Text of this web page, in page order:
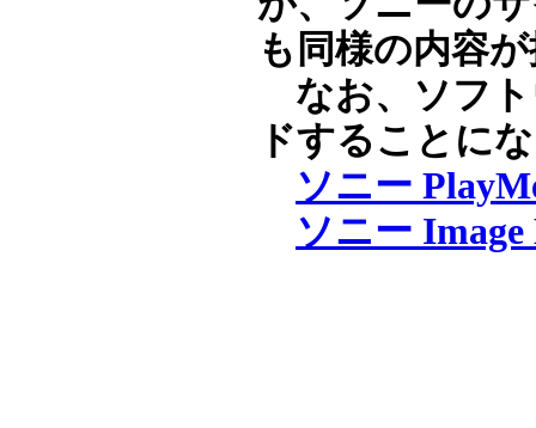
も同様の内容
なお、ソフト
ドすることに
ソニー
ソニー